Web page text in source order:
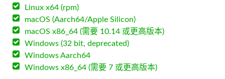
Linux x64 (rpm)
macOS (Aarch64/Apple Silicon)
macOS x86_64 (需要 10.14 或更高版本)
Windows (32 bit, deprecated)
Windows Aarch64
Windows x86_64 (需要 7 或更高版本)